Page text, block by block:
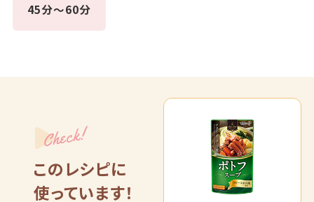
45分～60分
Check!
このレシピに
使っています！